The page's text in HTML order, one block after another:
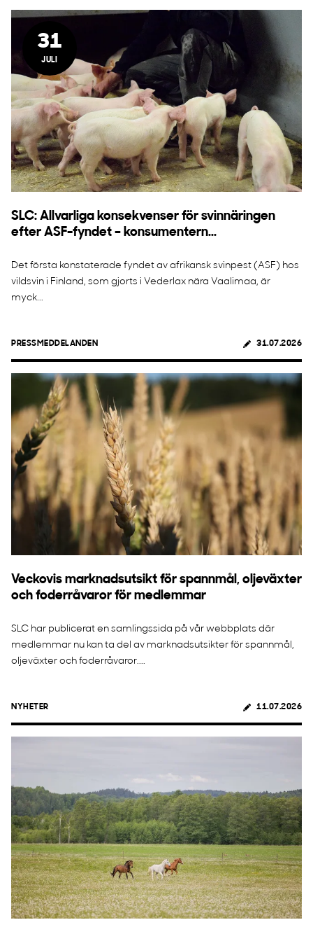
31
JULI
SLC: Allvarliga konsekvenser för svinnäringen
efter ASF-fyndet – konsumentern...
Det första konstaterade fyndet av afrikansk svinpest (ASF) hos
vildsvin i Finland, som gjorts i Vederlax nära Vaalimaa, är
myck...
PRESSMEDDELANDEN 31.07.2026
Veckovis marknadsutsikt för spannmål, oljeväxter
och foderråvaror för medlemmar
SLC har publicerat en samlingssida på vår webbplats där
medlemmar nu kan ta del av marknadsutsikter för spannmål,
oljeväxter och foderråvaror....
NYHETER 11.07.2026